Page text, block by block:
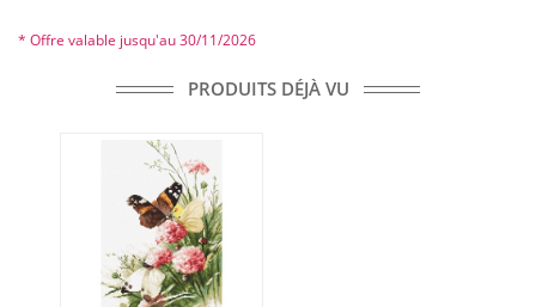
* Offre valable jusqu'au 30/11/2026
PRODUITS DÉJÀ VU